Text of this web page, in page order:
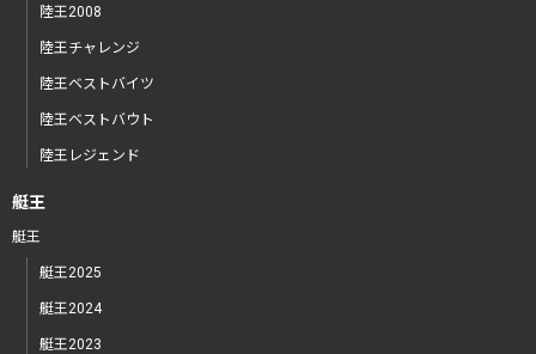
陸王2008
陸王チャレンジ
陸王ベストバイツ
陸王ベストバウト
陸王レジェンド
艇王
艇王
艇王2025
艇王2024
艇王2023